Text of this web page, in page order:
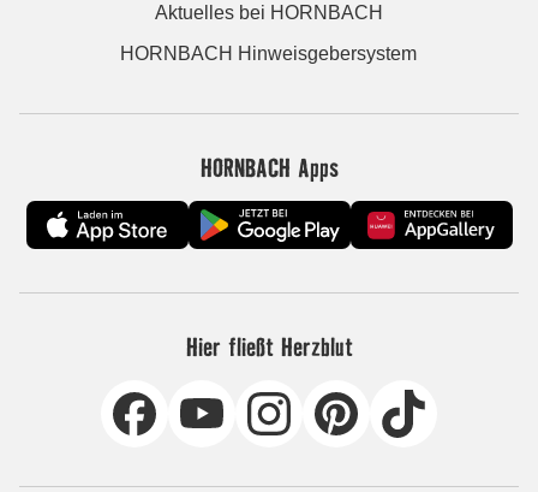
Aktuelles bei HORNBACH
HORNBACH Hinweisgebersystem
HORNBACH Apps
Hier fließt Herzblut